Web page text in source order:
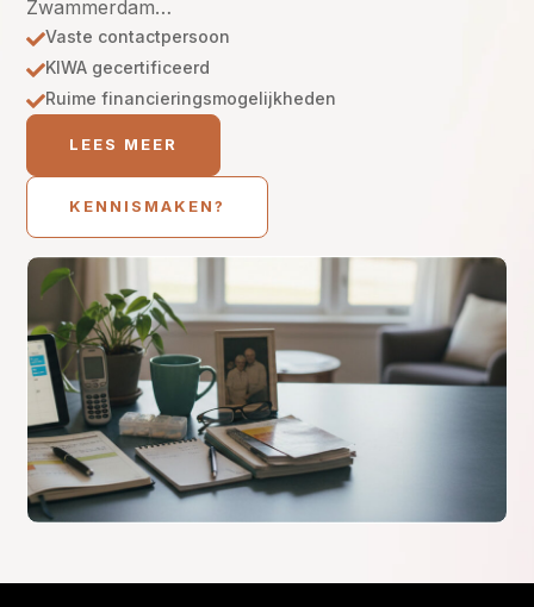
Zwammerdam…
Vaste contactpersoon
KIWA gecertificeerd
Ruime financieringsmogelijkheden
LEES MEER
KENNISMAKEN?